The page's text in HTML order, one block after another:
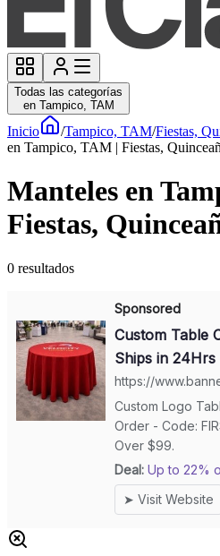
Todas las categorías
en Tampico, TAM
Inicio /Tampico, TAM/Fiestas,
en Tampico, TAM | Fiestas,
Manteles en
Fiestas,
0 resultados